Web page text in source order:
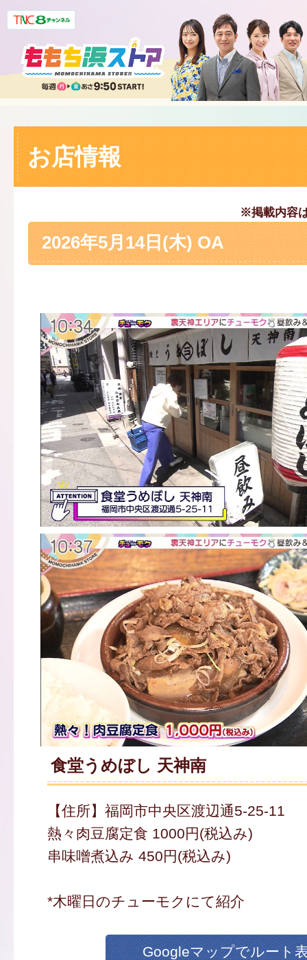
お店情報
※掲載内容
2026年5月14日(木) OA
食堂うめぼし 天神南
【住所】福岡市中央区渡辺通5-25-11
熱々肉豆腐定食 1000円(税込み)
串味噌煮込み 450円(税込み)
*木曜日のチューモクにて紹介
Googleマップでルート